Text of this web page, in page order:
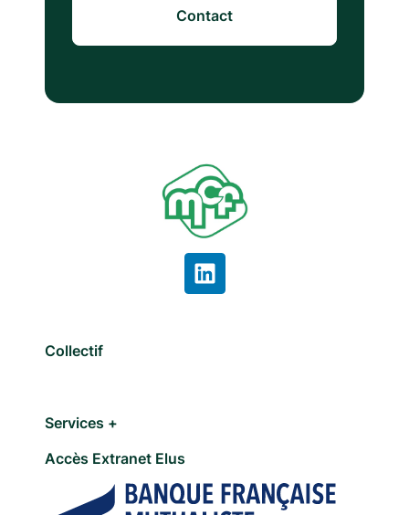
Contact
Collectif
Services +
Accès Extranet Elus